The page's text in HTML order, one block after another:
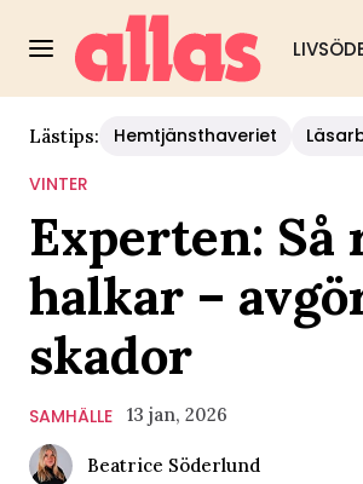
Lästips: Hemtjänsthaveriet
VINTER
Experten:
halkar –
skador
SAMHÄLLE 13 jan, 2026
Beatrice Söderlund